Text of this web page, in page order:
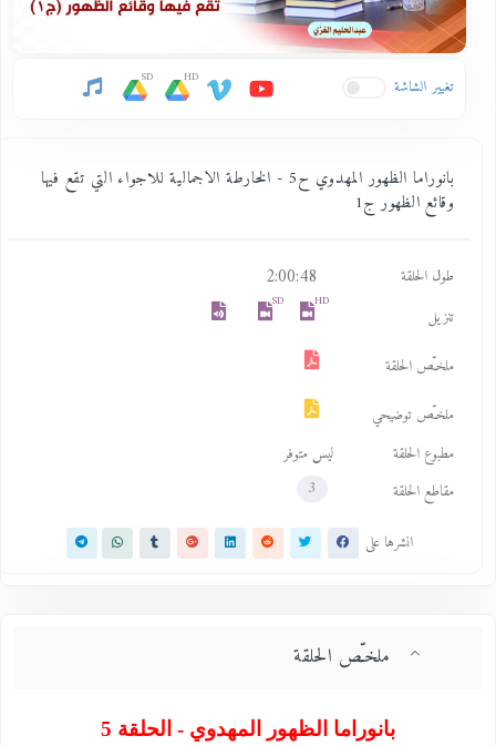
تغيير الشاشة HD
SD
بانوراما الظهور المهدوي ح5 - الخارطة الاجمالية للاجواء التي تقع فيها
وقائع الظهور ج1
طول الحلقة 2:00:48
تنزيل
HD
SD
ملخـّص الحلقة
ملخـّص توضيحي
مطبوع الحلقة
ليس متوفر
مقاطع الحلقة
انشرها على
ملخـّص الحلقة
بانوراما الظهور المهدوي - الحلقة 5